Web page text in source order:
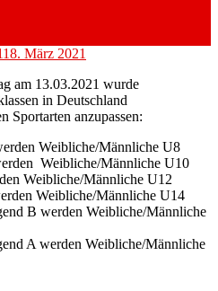
18. März 2021
am 13.03.2021 wurde
in Deutschland
Sportarten anzupassen:
Weibliche/Männliche U8
Weibliche/Männliche U10
Weibliche/Männliche U12
Weibliche/Männliche U14
B werden Weibliche/Männliche
A werden Weibliche/Männliche